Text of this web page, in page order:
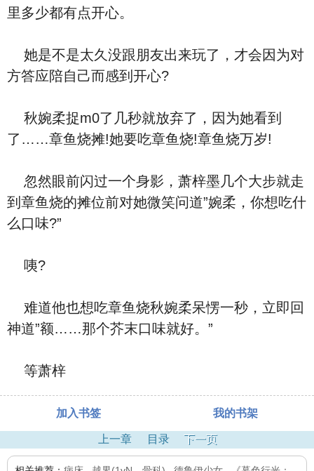
里多少都有点开心。
她是不是太久没跟朋友出来玩了，才会因为对
方答应陪自己而感到开心?
秋婉柔捉m0了几秒就放弃了，因为她看到
了……章鱼烧摊!她要吃章鱼烧!章鱼烧万岁!
忽然眼前闪过一个身影，萧梓墨几个大步就走
到章鱼烧的摊位前对她微笑问道”婉柔，你想吃什
么口味?”
咦?
难道他也想吃章鱼烧秋婉柔呆愣一秒，立即回
神道”额……那个芥末口味就好。”
等萧梓
加入书签 我的书架
上一章 目录 下一页